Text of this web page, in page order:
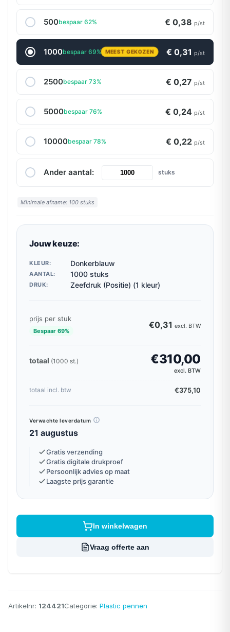
500bespaar 62% € 0,38 p/st
1000bespaar 69% MEEST GEKOZEN € 0,31 p/st
2500bespaar 73% € 0,27 p/st
5000bespaar 76% € 0,24 p/st
10000bespaar 78% € 0,22 p/st
Ander aantal: stuks
Minimale afname: 100 stuks
Jouw keuze:
KLEUR: Donkerblauw
AANTAL: 1000 stuks
DRUK: Zeefdruk (Positie) (1 kleur)
prijs per stuk
Bespaar 69%
€0,31 excl. BTW
totaal (1000 st.) €310,00
excl. BTW
totaal incl. btw €375,10
Verwachte leverdatum
21 augustus
Gratis verzending
Gratis digitale drukproef
Persoonlijk advies op maat
Laagste prijs garantie
In winkelwagen
Vraag offerte aan
Artikelnr: 124421Categorie: Plastic pennen